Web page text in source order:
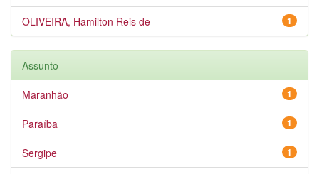
1
OLIVEIRA, Hamilton Reis de
Assunto
1
Maranhão
1
Paraíba
1
Sergipe